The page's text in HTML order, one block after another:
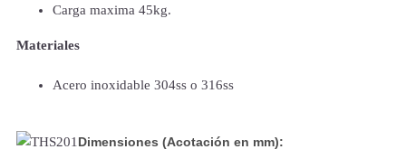
Carga maxima 45kg.
Materiales
Acero inoxidable 304ss o 316ss
Dimensiones (Acotación en mm):